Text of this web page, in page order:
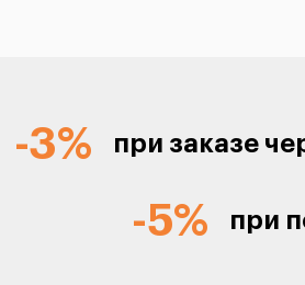
-3% при заказе
-5% при